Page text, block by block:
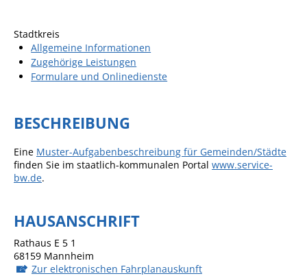
Schulkindbetreuung
Gemeindebücherei
Stadtkreis
Allgemeine Informationen
Zugehörige Leistungen
Formulare und Onlinedienste
BESCHREIBUNG
Eine Muster-Aufgabenbeschreibung für Gemeinden/Städte
finden Sie im staatlich-kommunalen Portal www.service-
bw.de.
HAUSANSCHRIFT
Rathaus E 5 1
68159 Mannheim
Zur elektronischen Fahrplanauskunft